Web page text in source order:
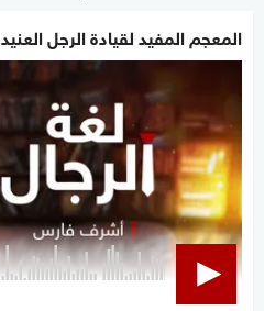
المعجم المفيد لقيادة الرجل العنيد